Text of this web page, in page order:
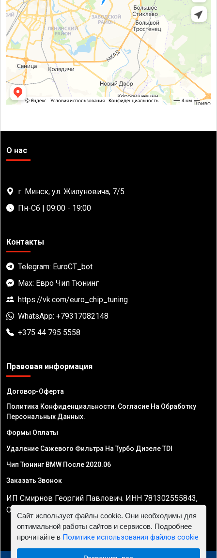
О нас
г. Минск, ул. Жилуновича, 7/5
Пн-Сб | 09:00 - 19:00
Контакты
Telegram: EuroCT_bot
Max: Евро Чип Тюнинг
https://vk.com/euro_chip_tuning
WhatsApp: +79317082148
+375 44 795 5558
Правовая информация
Договор-Оферта
Политика Конфиденциальности. Согласие На Обработку
Персональных Данных.
Формы Оплаты
Удаление Сажевого Фильтра На Турбо Дизеле TDI
Чип Тюнинг BMW После 2020.06
Заказать Звонок
ИП Смирнов Георгий Павлович. ИНН 781302555843,
ОГРНИП 324470400032610
Сайт использует файлы cookie. Они необходимы для
оптимальной работы сайтов и сервисов. Подробнее
прочитайте в Политике использования файлов cookie